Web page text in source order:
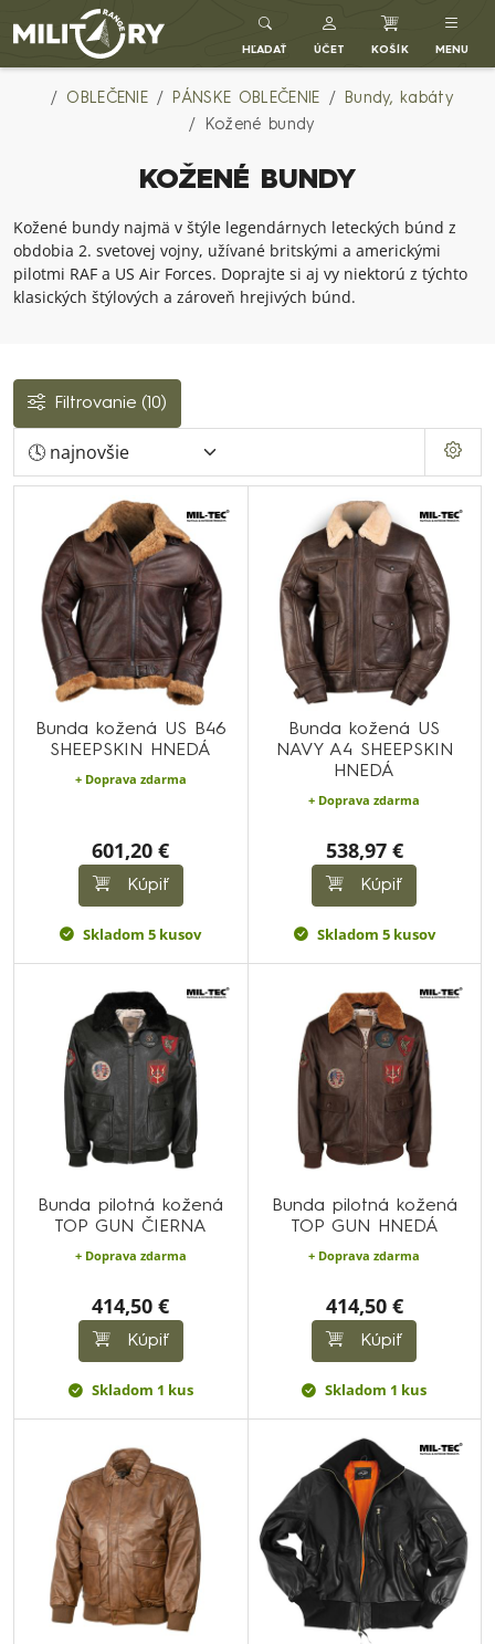
Army shop MILITARY RANGE SK
HĽADAŤ ÚČET KOŠÍK MENU
OBLEČENIE PÁNSKE OBLEČENIE
Bundy, kabáty
Kožené bundy
KOŽENÉ BUNDY
Kožené bundy najmä v štýle legendárnych leteckých búnd z
obdobia 2. svetovej vojny, užívané britskými a americkými
pilotmi RAF a US Air Forces. Doprajte si aj vy niektorú z týchto
klasických štýlových a zároveň hrejivých búnd.
Filtrovanie (10)
Bunda kožená US B46
SHEEPSKIN HNEDÁ
+ Doprava zdarma
601,20 €
Kúpiť
Skladom 5 kusov
Bunda kožená US
NAVY A4 SHEEPSKIN
HNEDÁ
+ Doprava zdarma
538,97 €
Kúpiť
Skladom 5 kusov
Bunda pilotná kožená
TOP GUN ČIERNA
+ Doprava zdarma
414,50 €
Kúpiť
Skladom 1 kus
Bunda pilotná kožená
TOP GUN HNEDÁ
+ Doprava zdarma
414,50 €
Kúpiť
Skladom 1 kus